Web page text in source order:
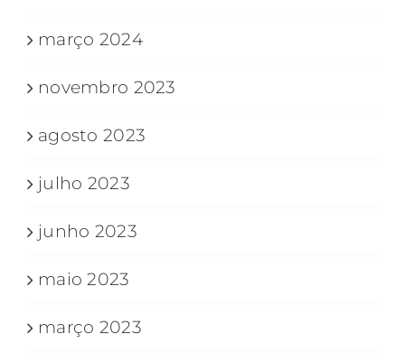
março 2024
novembro 2023
agosto 2023
julho 2023
junho 2023
maio 2023
março 2023